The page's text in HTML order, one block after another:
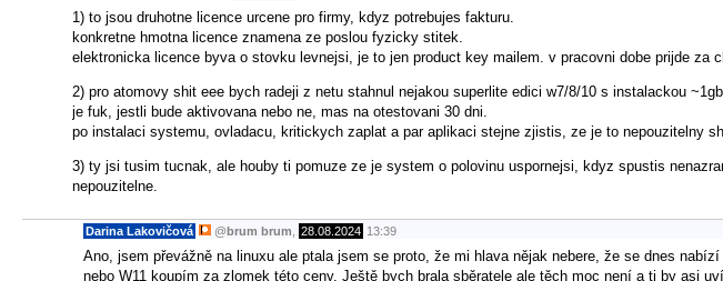
1) to jsou druhotne licence urcene pro firmy, kdyz potrebujes fakturu.
konkretne hmotna licence znamena ze poslou fyzicky stitek.
elektronicka licence byva o stovku levnejsi, je to jen product key mailem. v pracovni dobe prijde za
2) pro atomovy shit eee bych radeji z netu stahnul nejakou superlite edici w7/8/10 s instalackou ~1gb.
je fuk, jestli bude aktivovana nebo ne, mas na otestovani 30 dni.
po instalaci systemu, ovladacu, kritickych zaplat a par aplikaci stejne zjistis, ze je to nepouzitelny
3) ty jsi tusim tucnak, ale houby ti pomuze ze je system o polovinu uspornejsi, kdyz spustis
nepouzitelne.
Darina Lakovičová @brum brum 28.08.2024 13:39
Ano, jsem převážně na linuxu ale ptala jsem se proto, že mi hlava nějak nebere, že se dnes
nebo W11 koupím za zlomek této ceny. Ještě bych brala sběratele ale těch moc není a ti by asi